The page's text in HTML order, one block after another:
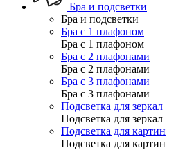
Бра и подсветки
Бра и подсветки
Бра с 1 плафоном
Бра с 1 плафоном
Бра с 2 плафонами
Бра с 2 плафонами
Бра с 3 плафонами
Бра с 3 плафонами
Подсветка для зеркал
Подсветка для зеркал
Подсветка для картин
Подсветка для картин